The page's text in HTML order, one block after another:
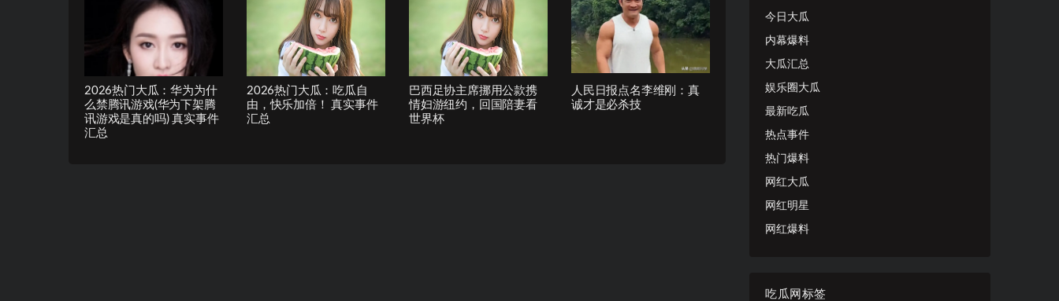
2026热门大瓜：华为为什
么禁腾讯游戏(华为下架腾
讯游戏是真的吗) 真实事件
汇总
2026热门大瓜：吃瓜自
由，快乐加倍！ 真实事件
汇总
巴西足协主席挪用公款携
情妇游纽约，回国陪妻看
世界杯
人民日报点名李维刚：真
诚才是必杀技
今日大瓜
内幕爆料
大瓜汇总
娱乐圈大瓜
最新吃瓜
热点事件
热门爆料
网红大瓜
网红明星
网红爆料
吃瓜网标签